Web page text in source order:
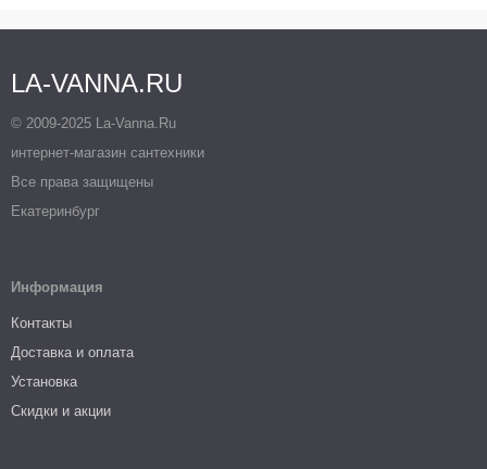
LA-VANNA.RU
© 2009-2025 La-Vanna.Ru
интернет-магазин сантехники
Все права защищены
Екатеринбург
Информация
Контакты
Доставка и оплата
Установка
Скидки и акции